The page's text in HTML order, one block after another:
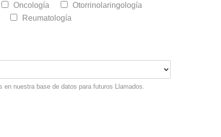
Oncología
Otorrinolaringología
Reumatología
nuestra base de datos para futuros Llamados.